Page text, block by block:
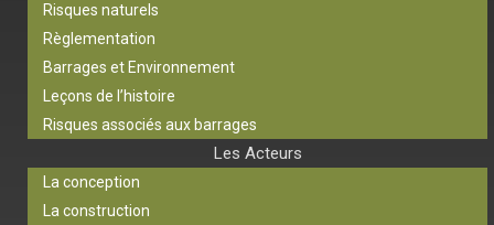
Risques naturels
Règlementation
Barrages et Environnement
Leçons de l’histoire
Risques associés aux barrages
Les Acteurs
La conception
La construction